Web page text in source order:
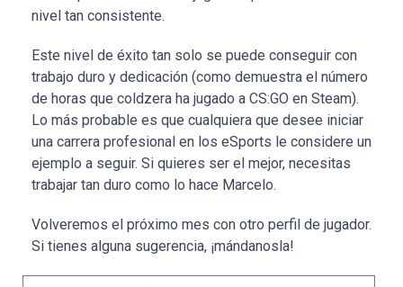
nivel tan consistente.
Este nivel de éxito tan solo se puede conseguir con
trabajo duro y dedicación (como demuestra el número
de horas que coldzera ha jugado a CS:GO en Steam).
Lo más probable es que cualquiera que desee iniciar
una carrera profesional en los eSports le considere un
ejemplo a seguir. Si quieres ser el mejor, necesitas
trabajar tan duro como lo hace Marcelo.
Volveremos el próximo mes con otro perfil de jugador.
Si tienes alguna sugerencia, ¡mándanosla!